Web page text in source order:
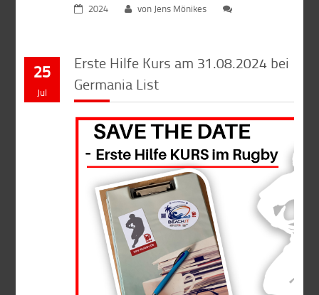
2024 von Jens Mönikes
25
Jul
Erste Hilfe Kurs am 31.08.2024 bei
Germania List